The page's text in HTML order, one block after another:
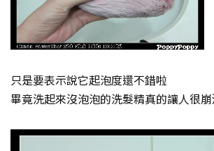
只是要表示說它起泡度還不錯啦
畢竟洗起來沒泡泡的洗髮精真的讓人很